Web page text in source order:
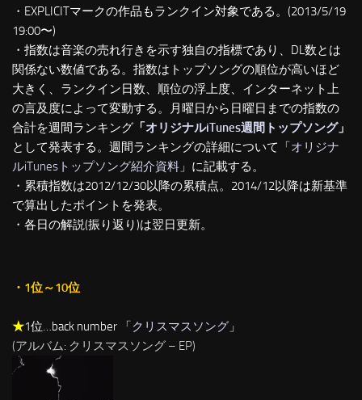
・EXPLICITマークの作品もランクイン対象である。(2013/5/19
19:00〜)
・指数は音楽の売れ行きを示す独自の指標であり、DL数とは
関係ない数値である。指数はトップソングの順位が高いほど
大きく、ランクイン日数、順位の浮上度、インターネット上
の言及度によって変動する。月曜日から日曜日までの指数の
合計を週間ランキング 「オリジナルiTunes週間トップソング」
として発表する。週間ランキングの詳細について「オリジナ
ルiTunesトップソング紹介資料 」に記載する。
・累積指数は2012/12/30以降の累積点。2014/12以降は新基準
で算出したポイントを発表。
・各日の解説(振り返り)は翌日更新。
・1位～10位
★1位…back number 「クリスマスソング 」
(アルバム: クリスマスソング – EP)